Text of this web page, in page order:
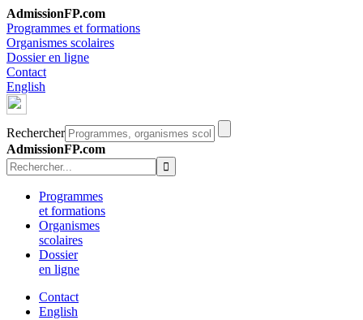
AdmissionFP.com
Programmes et formations
Organismes scolaires
Dossier en ligne
Contact
English
Rechercher
AdmissionFP.com
Programmes
et formations
Organismes
scolaires
Dossier
en ligne
Contact
English